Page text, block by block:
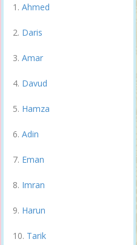
Ahmed
Daris
Amar
Davud
Hamza
Adin
Eman
Imran
Harun
Tarik